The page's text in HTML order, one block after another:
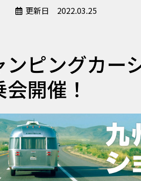
更新日 2022.03.25
ンピングカ
開催！